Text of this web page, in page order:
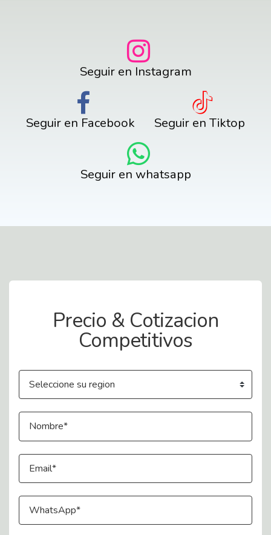
Seguir en Instagram
Seguir en Facebook Seguir en Tiktop
Seguir en whatsapp
Precio & Cotizacion
Competitivos